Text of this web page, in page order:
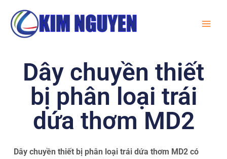
content
Dây chuyền thiết
bị phân loại trái
dứa thơm MD2
Dây chuyền thiết bị phân loại trái dứa thơm MD2 có